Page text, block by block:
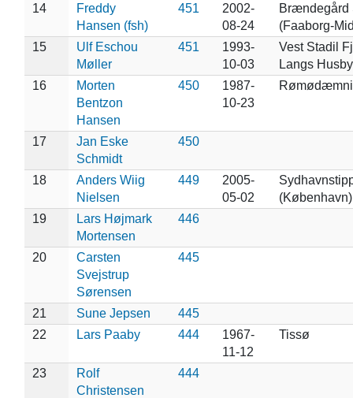
14
Freddy
Hansen (fsh)
451
2002-
08-24
Brændegård
(Faaborg-
15
Ulf Eschou
Møller
451
1993-
10-03
Vest Stadil
Langs
16
Morten
Bentzon
Hansen
450
1987-
10-23
17
Jan Eske
Schmidt
450
18
Anders Wiig
Nielsen
449
2005-
05-02
(København)
19
Lars Højmark
Mortensen
446
20
Carsten
Svejstrup
Sørensen
445
21 Sune Jepsen
445
22
Lars Paaby 444
1967-
11-12
Tissø
23
Rolf
Christensen
444